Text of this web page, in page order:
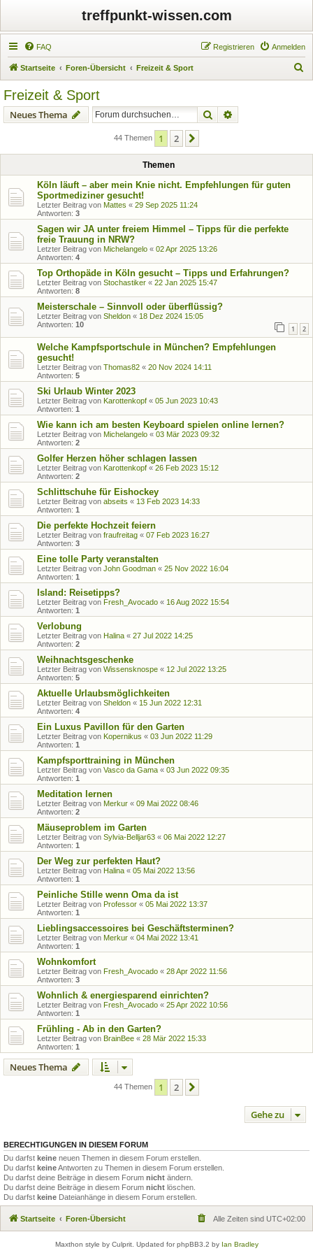
treffpunkt-wissen.com
FAQ Anmelden
Registrieren
Startseite Foren-Übersicht Freizeit & Sport
Freizeit & Sport
Neues Thema Suche
44 Themen 1 2
Themen
Köln läuft – aber mein Knie nicht. Empfehlungen für guten
Sportmediziner gesucht!
Letzter Beitrag von Mattes « 29 Sep 2025 11:24
Antworten: 3
Sagen wir JA unter freiem Himmel – Tipps für die perfekte
freie Trauung in NRW?
Letzter Beitrag von Michelangelo « 02 Apr 2025 13:26
Antworten: 4
Top Orthopäde in Köln gesucht – Tipps und Erfahrungen?
Letzter Beitrag von Stochastiker « 22 Jan 2025 15:47
Antworten: 8
Meisterschale – Sinnvoll oder überflüssig?
Letzter Beitrag von Sheldon « 18 Dez 2024 15:05
Antworten: 10 1 2
Welche Kampfsportschule in München? Empfehlungen
gesucht!
Letzter Beitrag von Thomas82 « 20 Nov 2024 14:11
Antworten: 5
Ski Urlaub Winter 2023
Letzter Beitrag von Karottenkopf « 05 Jun 2023 10:43
Antworten: 1
Wie kann ich am besten Keyboard spielen online lernen?
Letzter Beitrag von Michelangelo « 03 Mär 2023 09:32
Antworten: 2
Golfer Herzen höher schlagen lassen
Letzter Beitrag von Karottenkopf « 26 Feb 2023 15:12
Antworten: 2
Schlittschuhe für Eishockey
Letzter Beitrag von abseits « 13 Feb 2023 14:33
Antworten: 1
Die perfekte Hochzeit feiern
Letzter Beitrag von fraufreitag « 07 Feb 2023 16:27
Antworten: 3
Eine tolle Party veranstalten
Letzter Beitrag von John Goodman « 25 Nov 2022 16:04
Antworten: 1
Island: Reisetipps?
Letzter Beitrag von Fresh_Avocado « 16 Aug 2022 15:54
Antworten: 1
Verlobung
Letzter Beitrag von Halina « 27 Jul 2022 14:25
Antworten: 2
Weihnachtsgeschenke
Letzter Beitrag von Wissensknospe « 12 Jul 2022 13:25
Antworten: 5
Aktuelle Urlaubsmöglichkeiten
Letzter Beitrag von Sheldon « 15 Jun 2022 12:31
Antworten: 4
Ein Luxus Pavillon für den Garten
Letzter Beitrag von Kopernikus « 03 Jun 2022 11:29
Antworten: 1
Kampfsporttraining in München
Letzter Beitrag von Vasco da Gama « 03 Jun 2022 09:35
Antworten: 1
Meditation lernen
Letzter Beitrag von Merkur « 09 Mai 2022 08:46
Antworten: 2
Mäuseproblem im Garten
Letzter Beitrag von Sylvia-Belljar63 « 06 Mai 2022 12:27
Antworten: 1
Der Weg zur perfekten Haut?
Letzter Beitrag von Halina « 05 Mai 2022 13:56
Antworten: 1
Peinliche Stille wenn Oma da ist
Letzter Beitrag von Professor « 05 Mai 2022 13:37
Antworten: 1
Lieblingsaccessoires bei Geschäftsterminen?
Letzter Beitrag von Merkur « 04 Mai 2022 13:41
Antworten: 1
Wohnkomfort
Letzter Beitrag von Fresh_Avocado « 28 Apr 2022 11:56
Antworten: 3
Wohnlich & energiesparend einrichten?
Letzter Beitrag von Fresh_Avocado « 25 Apr 2022 10:56
Antworten: 1
Frühling - Ab in den Garten?
Letzter Beitrag von BrainBee « 28 Mär 2022 15:33
Antworten: 1
Neues Thema
44 Themen 1 2
Gehe zu
BERECHTIGUNGEN IN DIESEM FORUM
Du darfst keine neuen Themen in diesem Forum erstellen.
Du darfst keineAntworten zu Themen in diesem Forum erstellen.
Du darfst deine Beiträge in diesem Forum nicht ändern.
Du darfst deine Beiträge in diesem Forum nicht löschen.
Du darfst keine Dateianhänge in diesem Forum erstellen.
Startseite Foren-Übersicht Alle Zeiten sind UTC+02:00
Maxthon style by Culprit. Updated for phpBB3.2 by Ian Bradley